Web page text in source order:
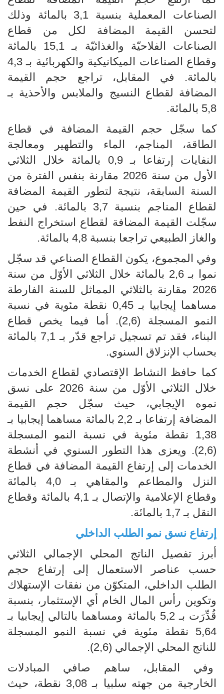
الصناعات المعملية بنسبة 3,1 بالمائة وذلك
لتحسن القيمة المضافة لكل من قطاع
الصناعات الفلاحيّة والغذائيّة بـ 15,1 بالمائة
وقطاع الصناعات الميكانيكية والكهربائية بـ 4,3
بالمائة. في المقابل، تراجع حجم القيمة
المضافة لقطاع النسيج والملابس والأحذية بـ
5,8 بالمائة.
كما سجّل حجم القيمة المضافة في قطاع
الطاقة، المناجم، الماء والتطهير ومعالجة
النفايات إرتفاعا بـ 0,9 بالمائة خلال الثلاثي
الأول من سنة 2026 مقارنة بنفس الفترة من
السنة السابقة، نتيجة لتطور القيمة المضافة
لقطاع المناجم بنسبة 3,7 بالمائة. في حين
سجّلت القيمة المضافة لقطاع استخراج النفط
والغاز الطبيعي تراجعا بنسبة 4,8 بالمائة.
وفي المجموع، يكون القطاع الصناعي قد سجّل
نموا بـ 2,6 بالمائة خلال الثلاثي الأوّل من سنة
2026 مقارنة بالثلاثي المماثل للسنة الفارطة
مساهما إيجابيا بـ 0,45 نقطة مئوية في نسبة
النمو المسجلة (2,6). أما فيما يخص قطاع
البناء، فقد تم تسجيل تراجع قدّر بـ 7,1 بالمائة
بحساب الإنزلاق السنوي.
كما حافظ النشاط الإقتصادي لقطاع الخدمات
خلال الثلاثي الأوّل من سنة 2026 على نسق
نموه الإيجابي، حيث سجّل حجم القيمة
المضافة إرتفاعا بـ 2,2 بالمائة مساهما إيجابيا بـ
1,38 نقطة مئوية في نسبة النمو المسجلة
(2,6). ويعزى هذا التطور السنوي في أنشطة
الخدمات إلى إرتفاع القيمة المضافة في قطاع
النزل والمطاعم والمقاهي بـ 4,0 بالمائة
وقطاع الإعلامية والإتصال بـ 4,1 بالمائة وقطاع
النقل بـ 1,7 بالمائة.
إرتفاع نسق نمو الطلب الداخلي
أبرز تفصيل الناتج المحلي الإجمالي الثلاثي
حسب عناصر الاستعمال إلى إرتفاع حجم
الطلب الداخلي، المتكوّن من نفقات الإستهلاك
وتكوين رأس المال الخام أي الإستثمار، بنسبة
قُدِّرَت بـ 5,2 بالمائة ومساهما بالتالي إيجابيا بـ
5,64 نقطة مئوية في نسبة النمو المسجلة
للناتج المحلي الإجمالي (2,6).
وفي المقابل، ساهم صافي المبادلات
الخارجية من جهته سلبيا بـ 3,08 نقطة، حيث